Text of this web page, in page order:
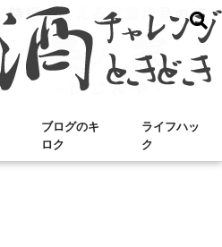
ブログのキ
ロク
ライフハッ
ク